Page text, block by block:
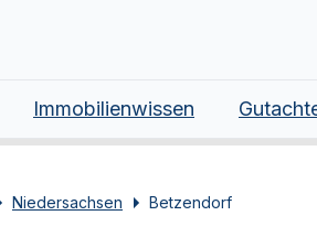
Immobilienwissen
Niedersachsen Betzendorf